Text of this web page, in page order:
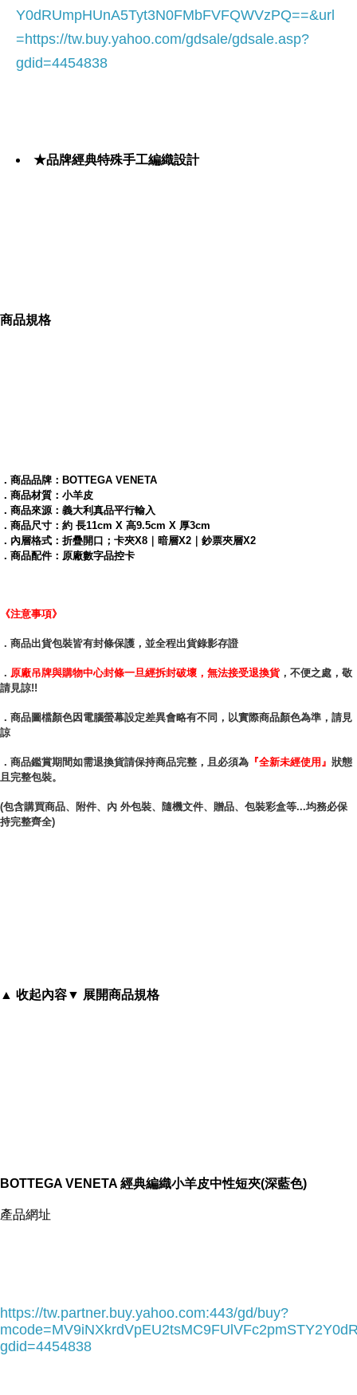
Y0dRUmpHUnA5Tyt3N0FMbFVFQWVzPQ==&url
=https://tw.buy.yahoo.com/gdsale/gdsale.asp?
gdid=4454838
★品牌經典特殊手工編織設計
內容簡介
BOTTEGA VENETA 經典編織小羊皮中性短夾(深藍色)
商品規格
．商品品牌：BOTTEGA VENETA
．商品材質：小羊皮
．商品來源：義大利真品平行輸入
．商品尺寸：約 長11cm X 高9.5cm X 厚3cm
．內層格式：折疊開口；卡夾X8｜暗層X2｜鈔票夾層X2
．商品配件：原廠數字品控卡
《注意事項》
．商品出貨包裝皆有封條保護，並全程出貨錄影存證
． 原廠吊牌與購物中心封條一旦經拆封破壞，無法接受退換貨，不便之處，敬
請見諒!!
．商品圖檔顏色因電腦螢幕設定差異會略有不同，以實際商品顏色為準，請見
諒
．商品鑑賞期間如需退換貨請保持商品完整，且必須為 『全新未經使用』 狀態
且完整包裝。
(包含購買商品、附件、內 外包裝、隨機文件、贈品、包裝彩盒等...均務必保
持完整齊全)
▲ 收起內容▼ 展開商品規格
BOTTEGA VENETA 經典編織小羊皮中性短夾(深藍色)
產品網址
https://tw.partner.buy.yahoo.com:443/gd/buy?
gdid=4454838